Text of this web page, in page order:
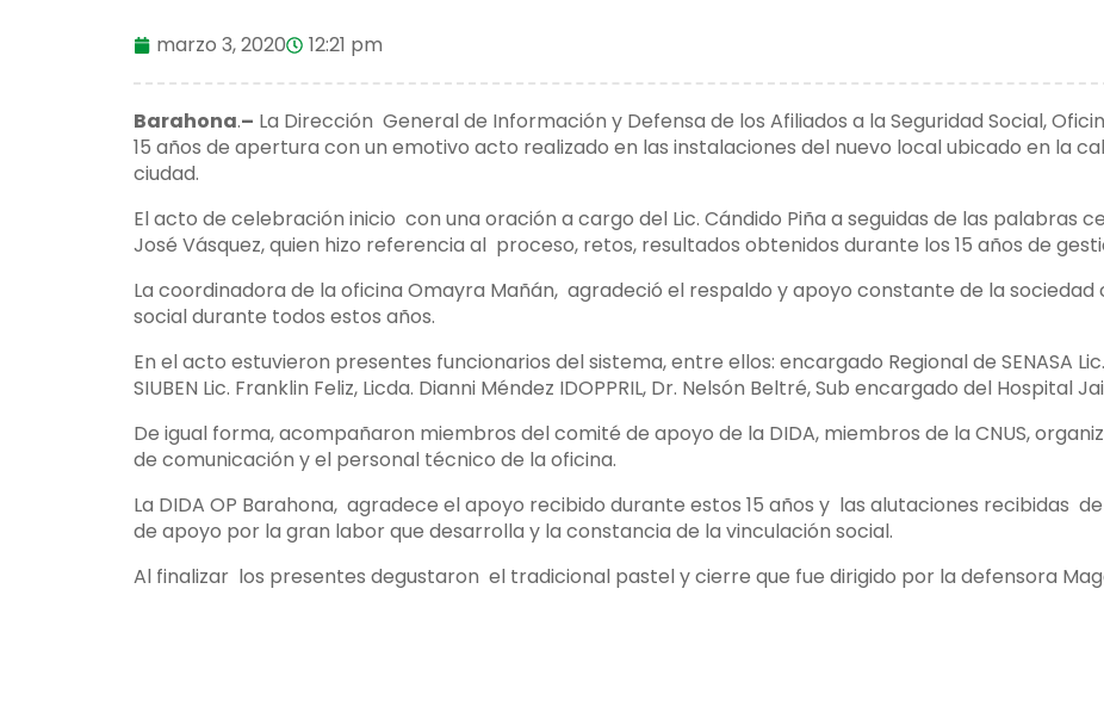
marzo 3, 2020 12:21 pm
Barahona.– La Dirección General de Información y Defensa de los Afiliados a la Seguridad Social,
15 años de apertura con un emotivo acto realizado en las instalaciones del nuevo local ubicado en la
ciudad.
El acto de celebración inicio con una oración a cargo del Lic. Cándido Piña a seguidas de las palabras
José Vásquez, quien hizo referencia al proceso, retos, resultados obtenidos durante los 15 años de
La coordinadora de la oficina Omayra Mañán, agradeció el respaldo y apoyo constante de la sociedad
social durante todos estos años.
En el acto estuvieron presentes funcionarios del sistema, entre ellos: encargado Regional de SENASA
SIUBEN Lic. Franklin Feliz, Licda. Dianni Méndez IDOPPRIL, Dr. Nelsón Beltré, Sub encargado del Hospital
De igual forma, acompañaron miembros del comité de apoyo de la DIDA, miembros de la CNUS,
de comunicación y el personal técnico de la oficina.
La DIDA OP Barahona, agradece el apoyo recibido durante estos 15 años y las alutaciones recibidas de
de apoyo por la gran labor que desarrolla y la constancia de la vinculación social.
Al finalizar los presentes degustaron el tradicional pastel y cierre que fue dirigido por la defensora